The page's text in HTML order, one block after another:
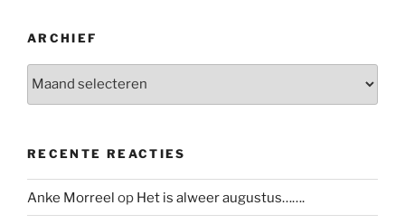
ARCHIEF
RECENTE REACTIES
Anke Morreel op Het is alweer augustus…….